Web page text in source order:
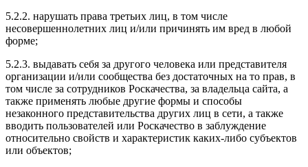
5.2.2. нарушать права третьих лиц, в том числе
несовершеннолетних лиц и/или причинять им вред в любой
форме;
5.2.3. выдавать себя за другого человека или представителя
организации и/или сообщества без достаточных на то прав, в
том числе за сотрудников Роскачества, за владельца сайта, а
также применять любые другие формы и способы
незаконного представительства других лиц в сети, а также
вводить пользователей или Роскачество в заблуждение
относительно свойств и характеристик каких-либо субъектов
или объектов;